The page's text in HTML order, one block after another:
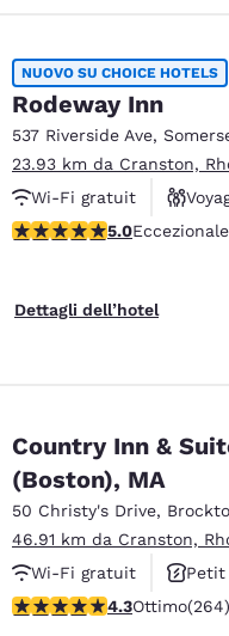
NUOVO SU CHOICE HOTELS
Rodeway Inn
537 Riverside Ave,
23.93 km da Cranston,
Wi-Fi gratuit
Valutazione di 5 stelle.
5.0Eccezionale
Dettagli dell’hotel
Country Inn &
(Boston), MA
50 Christy's Drive,
46.91 km da Cranston,
Wi-Fi gratuit
Valutazione di 4.28 stelle.
4.3Ottimo(264)